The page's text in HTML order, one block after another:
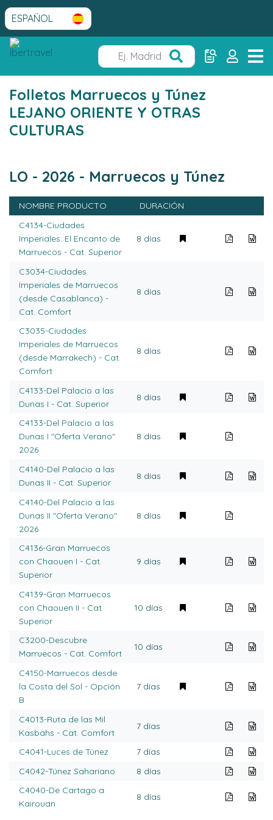
Folletos Marruecos y Túnez
LEJANO ORIENTE Y OTRAS
CULTURAS
LO - 2026 - Marruecos y Túnez
NOMBRE PRODUCTO
DURACIÓN
C4134-Ciudades
Imperiales: El Encanto de
Marruecos - Cat. Superior
8 días
C3034-Ciudades
Imperiales de Marruecos
(desde Casablanca) -
Cat. Comfort
8 días
C3035-Ciudades
Imperiales de Marruecos
(desde Marrakech) - Cat.
Comfort
8 días
C4133-Del Palacio a las
Dunas I - Cat. Superior
8 días
C4133-Del Palacio a las
Dunas I "Oferta Verano"
2026
8 días
C4140-Del Palacio a las
Dunas II - Cat. Superior
8 días
C4140-Del Palacio a las
Dunas II "Oferta Verano"
2026
8 días
C4136-Gran Marruecos
con Chaouen I - Cat.
Superior
9 días
C4139-Gran Marruecos
con Chaouen II - Cat.
Superior
10 días
C3200-Descubre
Marruecos - Cat. Comfort
10 días
C4150-Marruecos desde
la Costa del Sol - Opción
B
7 días
C4013-Ruta de las Mil
Kasbahs - Cat. Comfort
7 días
C4041-Luces de Túnez
7 días
C4042-Túnez Sahariano
8 días
C4040-De Cartago a
Kairouan
8 días